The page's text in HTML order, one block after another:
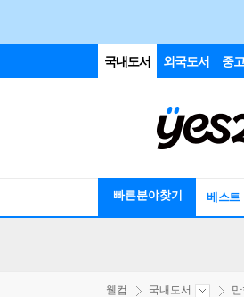
국내도서 외국도서 중
빠른분야찾기 베스트
웰컴 국내도서